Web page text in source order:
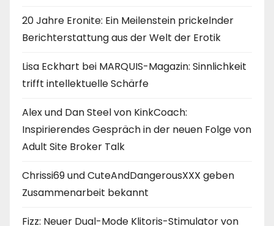
20 Jahre Eronite: Ein Meilenstein prickelnder
Berichterstattung aus der Welt der Erotik
Lisa Eckhart bei MARQUIS-Magazin: Sinnlichkeit
trifft intellektuelle Schärfe
Alex und Dan Steel von KinkCoach:
Inspirierendes Gespräch in der neuen Folge von
Adult Site Broker Talk
Chrissi69 und CuteAndDangerousXXX geben
Zusammenarbeit bekannt
Fizz: Neuer Dual-Mode Klitoris-Stimulator von